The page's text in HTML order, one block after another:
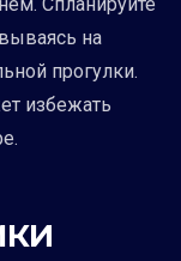
на
прогулки.
избежать